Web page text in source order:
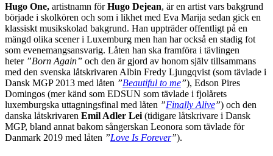
Hugo One, artistnamn förHugo Dejean, är en artist vars bakgrund
började i skolkören och som i likhet med Eva Marija sedan gick en
klassiskt musikskolad bakgrund. Han uppträder offentligt på en
mängd olika scener i Luxemburg men han har också en stadig fot
som evenemangsansvarig. Låten han ska framföra i tävlingen
heter ”Born Again” och den är gjord av honom själv tillsammans
med den svenska låtskrivaren Albin Fredy Ljungqvist (som tävlade i
Dansk MGP 2013 med låten ”Beautiful to me”), Edson Pires
Domingos (mer känd som EDSUN som tävlade i fjolårets
luxemburgska uttagningsfinal med låten ”Finally Alive”) och den
danska låtskrivaren Emil Adler Lei (tidigare låtskrivare i Dansk
MGP, bland annat bakom sångerskan Leonora som tävlade för
Danmark 2019 med låten ”Love Is Forever”).